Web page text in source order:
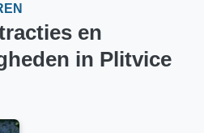
en
in Plitvice